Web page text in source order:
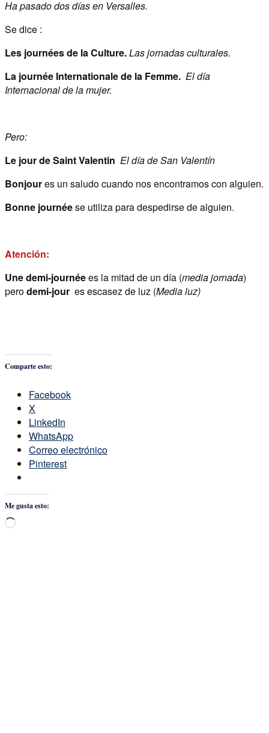
Ha pasado dos días en Versalles.
Se dice :
Les journées de la Culture.Las jornadas culturales.
La journée Internationale de la Femme. El día
Internacional de la mujer.
Pero:
Le jour de Saint Valentin El día de San Valentín
Bonjoures un saludo cuando nos encontramos con alguien.
Bonne journéese utiliza para despedirse de alguien.
Atención:
Une demi-journéees la mitad de un día (media jornada)
perodemi-jour es escasez de luz (Media luz)
Comparte esto:
Facebook
X
LinkedIn
WhatsApp
Correo electrónico
Pinterest
Me gusta esto:
Cargando...